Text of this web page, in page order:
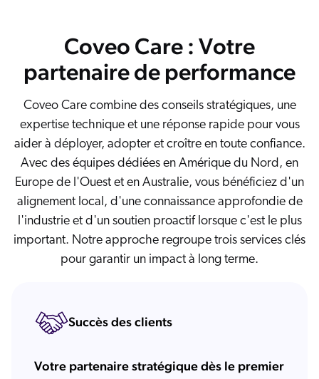
toutes les intégrations
Coveo Care : Votre
partenaire de performance
Coveo Care combine des conseils stratégiques, une
expertise technique et une réponse rapide pour vous
aider à déployer, adopter et croître en toute confiance.
Avec des équipes dédiées en Amérique du Nord, en
Europe de l'Ouest et en Australie, vous bénéficiez d'un
alignement local, d'une connaissance approfondie de
l'industrie et d'un soutien proactif lorsque c'est le plus
important. Notre approche regroupe trois services clés
pour garantir un impact à long terme.
Succès des clients
Votre partenaire stratégique dès le premier